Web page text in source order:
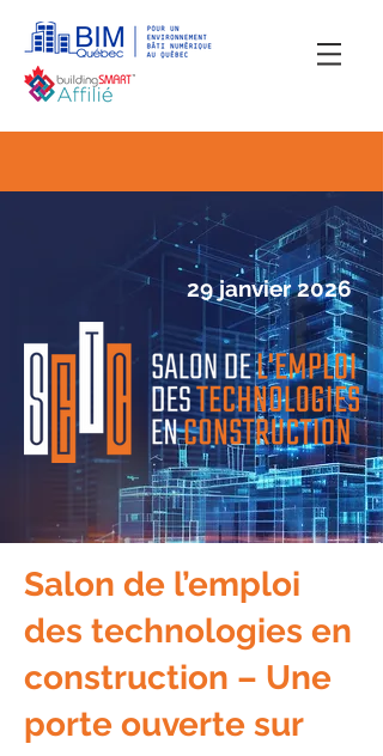
29 janvier 2026
Salon de l’emploi
des technologies en
construction – Une
porte ouverte sur